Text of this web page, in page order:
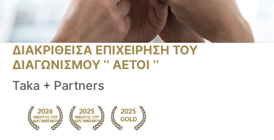
ΔΙΑΚΡΙΘΕΙΣΑ ΕΠΙΧΕΙΡΗΣΗ ΤΟΥ
ΔΙΑΓΩΝΙΣΜΟΥ ‘’ ΑΕΤΟΙ ‘’
Taka + Partners